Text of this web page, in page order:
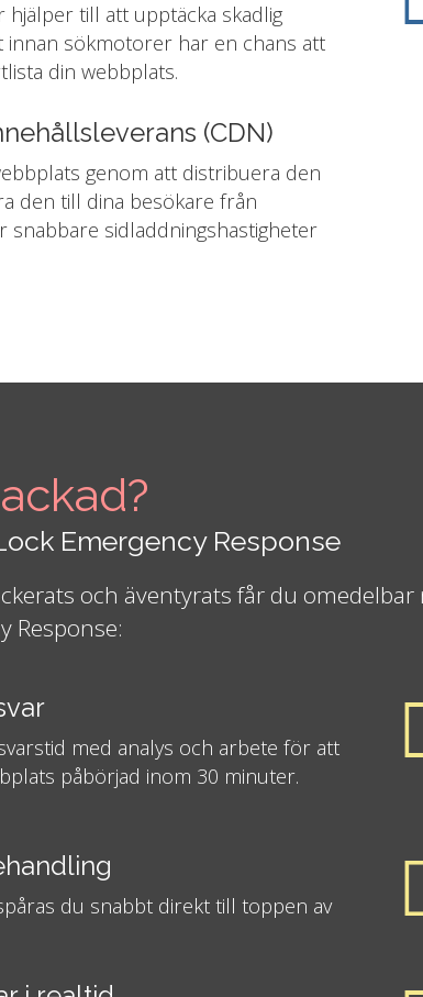
hjälper till att upptäcka skadlig
innan sökmotorer har en chans att
din webbplats.
(CDN)
genom att distribuera den
den till dina besökare från
snabbare sidladdningshastigheter
Emergency Response
och äventyrats får du
Response:
med analys och arbete för att
påbörjad inom 30 minuter.
du snabbt direkt till toppen av